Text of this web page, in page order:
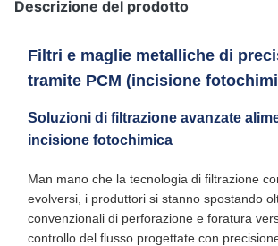
Descrizione del prodotto
Filtri e maglie metalliche di
tramite PCM (incisione
Soluzioni di filtrazione avanzate
incisione fotochimica
Man mano che la tecnologia di filtrazione
evolversi, i produttori si stanno spostando
convenzionali di perforazione e foratura
controllo del flusso progettate con